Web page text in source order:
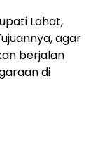
Lahat,
agar
berjalan
di